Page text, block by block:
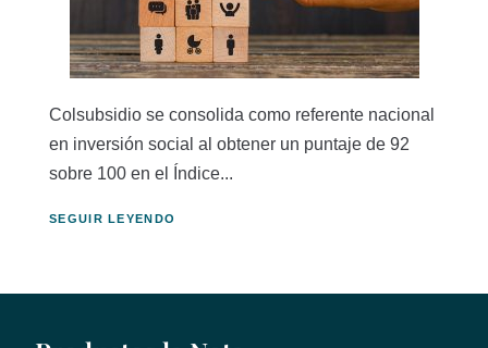
Colsubsidio se consolida como referente nacional
en inversión social al obtener un puntaje de 92
sobre 100 en el Índice...
SEGUIR LEYENDO